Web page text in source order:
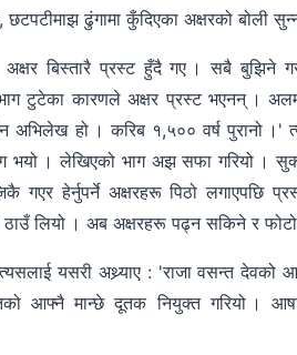
ढुंगामा कुँदिएका अक्षरको बोली
बिस्तारै प्रस्ट हुँदै गए । सबै बुझिने
टुटेका कारणले अक्षर प्रस्ट भएनन् ।
अभिलेख हो । करिब १,५०० वर्ष पुरानो ।'
भयो । लेखिएको भाग अझ सफा गरियो ।
गएर हेर्नुपर्ने अक्षरहरू पिठो लगाएपछि
ठाउँ लियो । अब अक्षरहरू पढ्न सकिने र
यसरी अथ्र्याए : 'राजा वसन्त देवको
आफ्नै मान्छे दूतक नियुक्त गरियो ।